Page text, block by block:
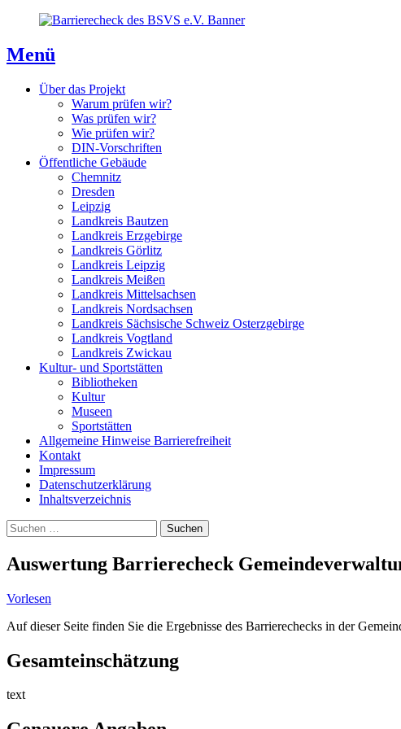
Inhaltsverzeichnis
Kontaktseite
Inhalt
Menü
Über das Projekt
Warum prüfen wir?
Was prüfen wir?
Wie prüfen wir?
DIN-Vorschriften
Öffentliche Gebäude
Chemnitz
Dresden
Leipzig
Landkreis Bautzen
Landkreis Erzgebirge
Landkreis Görlitz
Landkreis Leipzig
Landkreis Meißen
Landkreis Mittelsachsen
Landkreis Nordsachsen
Landkreis Sächsische Schweiz Osterzgebirge
Landkreis Vogtland
Landkreis Zwickau
Kultur- und Sportstätten
Bibliotheken
Kultur
Museen
Sportstätten
Allgemeine Hinweise Barrierefreiheit
Kontakt
Impressum
Datenschutzerklärung
Inhaltsverzeichnis
Suche
Suchen
nach:
Auswertung Barrierecheck
Vorlesen
Auf dieser Seite finden Sie die Ergebnisse des Barrierechecks in der
Gesamteinschätzung
text